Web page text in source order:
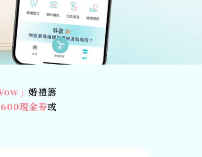
」婚禮籌
現金券或